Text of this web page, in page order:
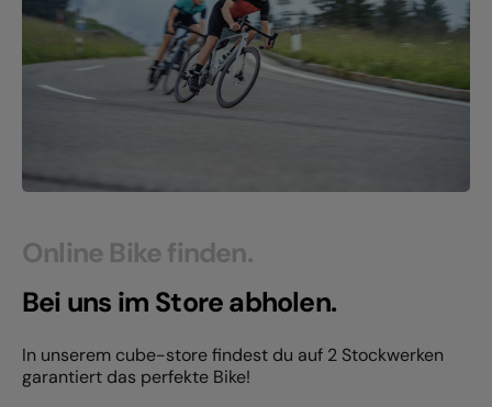
Online Bike finden.
Bei uns im Store abholen.
In unserem cube-store findest du auf 2 Stockwerken
garantiert das perfekte Bike!